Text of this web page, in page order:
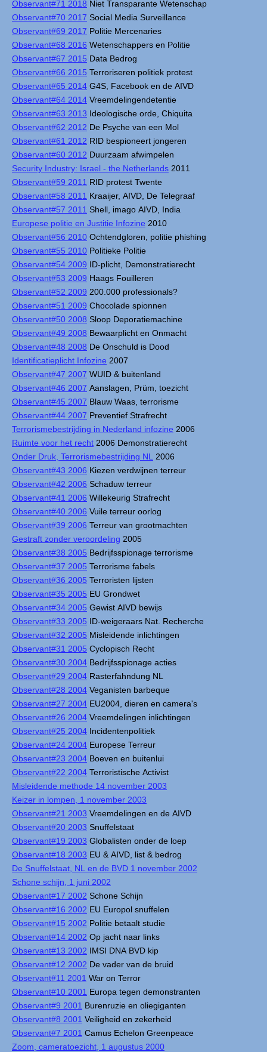
Observant#71 2018 Niet Transparante Wetenschap
Observant#70 2017 Social Media Surveillance
Observant#69 2017 Politie Mercenaries
Observant#68 2016 Wetenschappers en Politie
Observant#67 2015 Data Bedrog
Observant#66 2015 Terroriseren politiek protest
Observant#65 2014 G4S, Facebook en de AIVD
Observant#64 2014 Vreemdelingendetentie
Observant#63 2013 Ideologische orde, Chiquita
Observant#62 2012 De Psyche van een Mol
Observant#61 2012 RID bespioneert jongeren
Observant#60 2012 Duurzaam afwimpelen
Security Industry: Israel - the Netherlands 2011
Observant#59 2011 RID protest Twente
Observant#58 2011 Kraaijer, AIVD, De Telegraaf
Observant#57 2011 Shell, imago AIVD, India
Europese politie en Justitie Infozine 2010
Observant#56 2010 Ochtendgloren, politie phishing
Observant#55 2010 Politieke Politie
Observant#54 2009 ID-plicht, Demonstratierecht
Observant#53 2009 Haags Fouilleren
Observant#52 2009 200.000 professionals?
Observant#51 2009 Chocolade spionnen
Observant#50 2008 Sloop Deporatiemachine
Observant#49 2008 Bewaarplicht en Onmacht
Observant#48 2008 De Onschuld is Dood
Identificatieplicht Infozine 2007
Observant#47 2007 WUID & buitenland
Observant#46 2007 Aanslagen, Prüm, toezicht
Observant#45 2007 Blauw Waas, terrorisme
Observant#44 2007 Preventief Strafrecht
Terrorismebestrijding in Nederland infozine 2006
Ruimte voor het recht 2006 Demonstratierecht
Onder Druk, Terrorismebestrijding NL
2006
Observant#43 2006 Kiezen verdwijnen terreur
Observant#42 2006 Schaduw terreur
Observant#41 2006 Willekeurig Strafrecht
Observant#40 2006 Vuile terreur oorlog
Observant#39 2006 Terreur van grootmachten
Gestraft zonder veroordeling 2005
Observant#38 2005 Bedrijfsspionage terrorisme
Observant#37 2005 Terrorisme fabels
Observant#36 2005 Terroristen lijsten
Observant#35 2005 EU Grondwet
Observant#34 2005 Gewist AIVD bewijs
Observant#33 2005 ID-weigeraars Nat. Recherche
Observant#32 2005 Misleidende inlichtingen
Observant#31 2005 Cyclopisch Recht
Observant#30 2004 Bedrijfsspionage acties
Observant#29 2004 Rasterfahndung NL
Observant#28 2004 Veganisten barbeque
Observant#27 2004 EU2004, dieren en camera's
Observant#26 2004 Vreemdelingen inlichtingen
Observant#25 2004 Incidentenpolitiek
Observant#24 2004 Europese Terreur
Observant#23 2004 Boeven en buitenlui
Observant#22 2004 Terroristische Activist
Misleidende methode 14 november 2003
Keizer in lompen, 1 november 2003
Observant#21 2003 Vreemdelingen en de AIVD
Observant#20 2003 Snuffelstaat
Observant#19 2003 Globalisten onder de loep
Observant#18 2003 EU & AIVD, list & bedrog
De Snuffelstaat, NL en de BVD 1 november 2002
Schone schijn, 1 juni 2002
Observant#17 2002 Schone Schijn
Observant#16 2002 EU Europol snuffelen
Observant#15 2002 Politie betaalt studie
Observant#14 2002 Op jacht naar links
Observant#13 2002 IMSI DNA BVD kip
Observant#12 2002 De vader van de bruid
Observant#11 2001 War on Terror
Observant#10 2001 Europa tegen demonstranten
Observant#9 2001 Burenruzie en oliegiganten
Observant#8 2001 Veiligheid en zekerheid
Observant#7 2001 Camus Echelon Greenpeace
Zoom, cameratoezicht, 1 augustus 2000